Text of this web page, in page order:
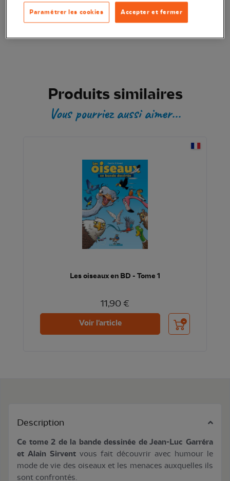
Produits similaires
Vous pourriez aussi aimer...
Les oiseaux en BD - Tome 1
11,90 €
Voir l'article Ajouter au panier
Description
Ce tome 2 de la bande dessinée de Jean-Luc Garréra
et Alain Sirvent vous fait découvrir avec humour le
mode de vie des oiseaux et les menaces auxquelles ils
sont confrontés.
Accepter et fermer
Paramétrer les cookies